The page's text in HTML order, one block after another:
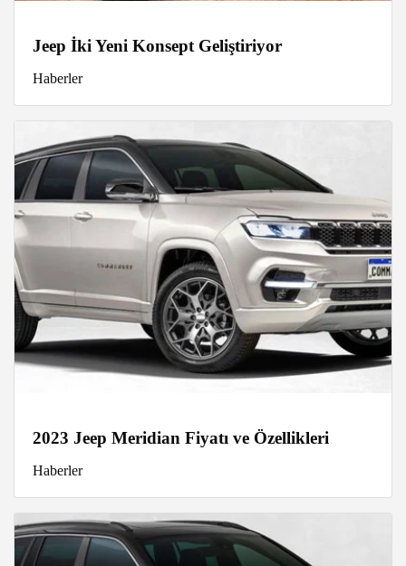
Jeep İki Yeni Konsept Geliştiriyor
Haberler
2023 Jeep Meridian Fiyatı ve Özellikleri
Haberler